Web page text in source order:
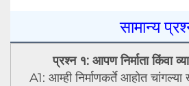
सामान्य
प्रश्न १: आपण निर्माता किंवा
A1: आम्ही निर्माणकर्ते आहोत चांगल्या